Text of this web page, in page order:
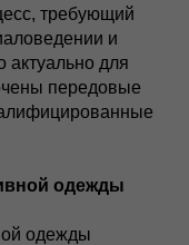
требующий
и
актуально для
передовые
одежды
одежды